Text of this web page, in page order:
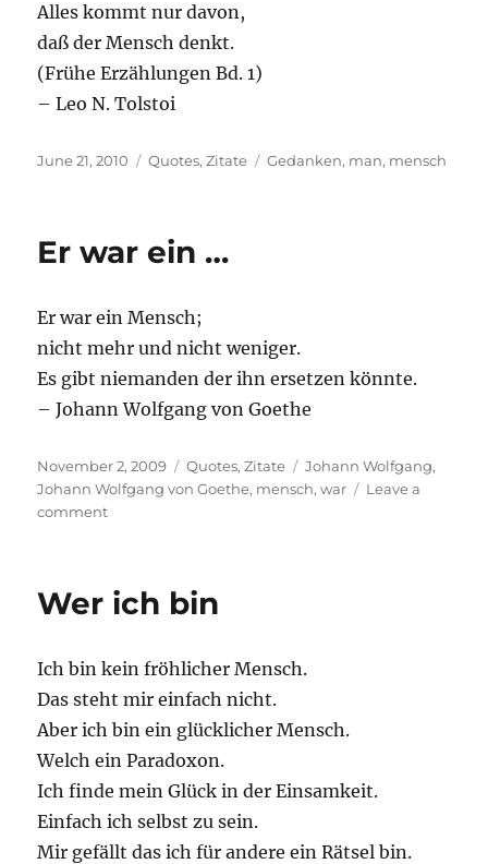
Alles kommt nur davon,
daß der Mensch denkt.
(Frühe Erzählungen Bd. 1)
– Leo N. Tolstoi
Posted
June 21, 2010 Categories
Quotes,Zitate Tags
Gedanken, man, mensch
Er war ein …
Er war ein Mensch;
nicht mehr und nicht weniger.
Es gibt niemanden der ihn ersetzen könnte.
– Johann Wolfgang von Goethe
Posted
on
November 2, 2009 Categories
Quotes,Zitate Tags
Johann Wolfgang,
Johann Wolfgang von Goethe, mensch,war
Leave a
commenton
…
Wer ich bin
Ich bin kein fröhlicher Mensch.
Das steht mir einfach nicht.
Aber ich bin ein glücklicher Mensch.
Welch ein Paradoxon.
Ich finde mein Glück in der Einsamkeit.
Einfach ich selbst zu sein.
Mir gefällt das ich für andere ein Rätsel bin.